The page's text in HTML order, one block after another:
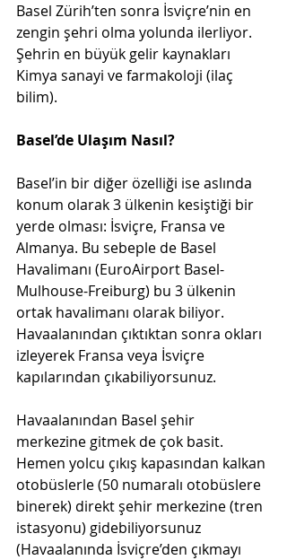
Basel Zürih’ten sonra İsviçre’nin en
zengin şehri olma yolunda ilerliyor.
Şehrin en büyük gelir kaynakları
Kimya sanayi ve farmakoloji (ilaç
bilim).
Basel’de Ulaşım Nasıl?
Basel’in bir diğer özelliği ise aslında
konum olarak 3 ülkenin kesiştiği bir
yerde olması: İsviçre, Fransa ve
Almanya. Bu sebeple de Basel
Havalimanı (EuroAirport Basel-
Mulhouse-Freiburg) bu 3 ülkenin
ortak havalimanı olarak biliyor.
Havaalanından çıktıktan sonra okları
izleyerek Fransa veya İsviçre
kapılarından çıkabiliyorsunuz.
Havaalanından Basel şehir
merkezine gitmek de çok basit.
Hemen yolcu çıkış kapasından kalkan
otobüslerle (50 numaralı otobüslere
binerek) direkt şehir merkezine (tren
istasyonu) gidebiliyorsunuz
(Havaalanında İsviçre’den çıkmayı